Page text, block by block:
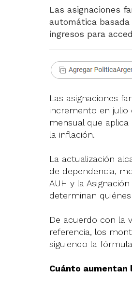
Las asignaciones
automática
ingresos para
Las asignaciones
incremento en julio
mensual que aplica
la inflación.
La actualización
de dependencia,
AUH y la
determinan
De acuerdo con la
referencia, los
siguiendo la
Cuánto aumentan